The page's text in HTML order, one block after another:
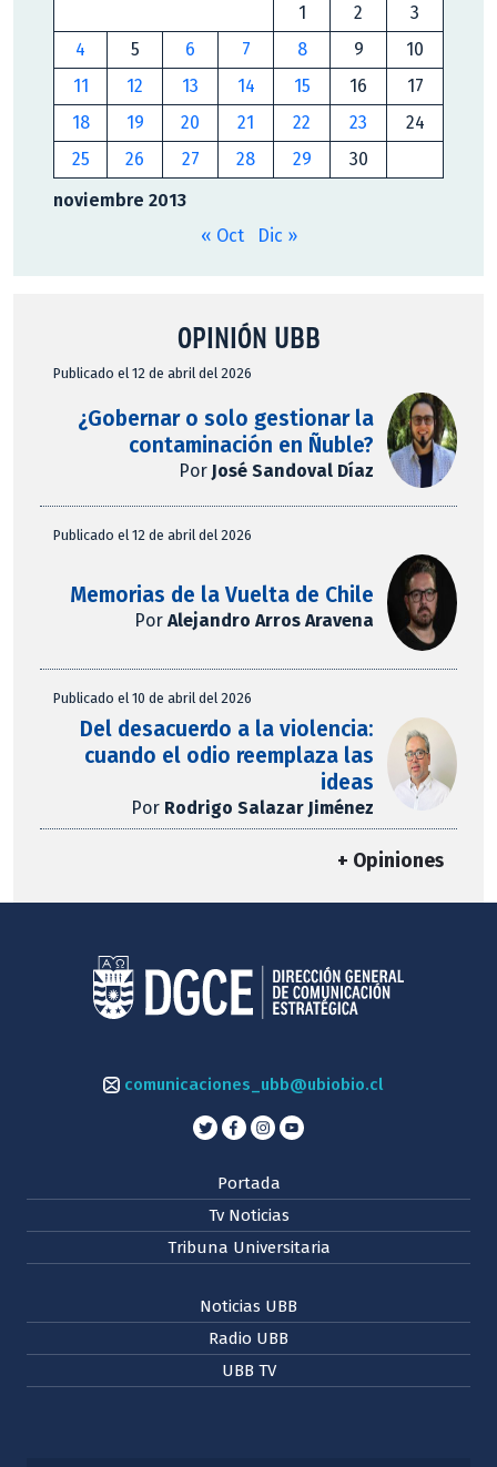
noviembre 2013
1
2
3
4
5 6 7 8 9
10
11
12 13 14 15 16
17
18
19 20 21 22 23
24
25
26 27 28 29 30
« Oct Dic »
OPINIÓN UBB
Publicado el 12 de abril del 2026
¿Gobernar o solo gestionar la
contaminación en Ñuble?
Por José Sandoval Díaz
Publicado el 12 de abril del 2026
Memorias de la Vuelta de Chile
PorAlejandro Arros Aravena
Publicado el 10 de abril del 2026
Del desacuerdo a la violencia:
cuando el odio reemplaza las
ideas
Por Rodrigo Salazar Jiménez
+ Opiniones
comunicaciones_ubb@ubiobio.cl
Portada
Tv Noticias
Tribuna Universitaria
Noticias UBB
Radio UBB
UBB TV